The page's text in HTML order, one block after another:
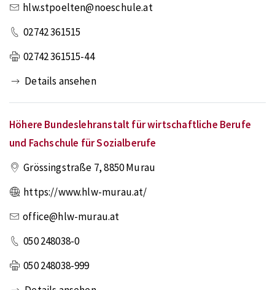
hlw.stpoelten@noeschule.at
02742 361515
02742 361515-44
Details ansehen
Höhere Bundeslehranstalt für wirtschaftliche Berufe
und Fachschule für Sozialberufe
Grössingstraße 7,8850Murau
https://www.hlw-murau.at/
office@hlw-murau.at
050 248038-0
050 248038-999